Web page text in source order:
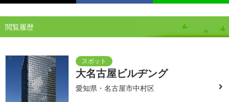
閲覧履歴
大名古屋ビルヂング
愛知県・名古屋市中村区